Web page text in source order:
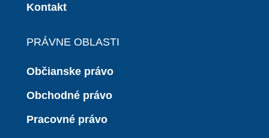
Kontakt
PRÁVNE OBLASTI
Občianske právo
Obchodné právo
Pracovné právo